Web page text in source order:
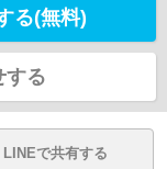
る(無料)
する
LINEで共有する